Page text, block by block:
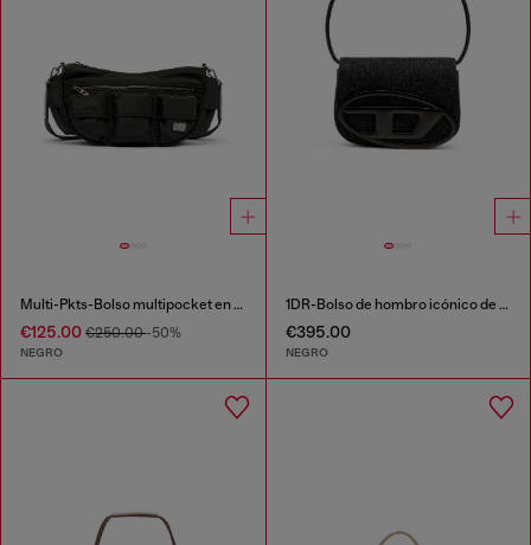
Multi-Pkts-Bolso multipocket en tejido recubierto utility
€125.00 €250.00-50%
NEGRO
1DR-Bolso de hombro icónico de denim lavado
€395.00
NEGRO